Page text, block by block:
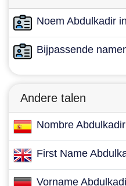
Noem Abdulkadir
Bijpassende
Andere talen
Nombre Abdulkadir
First Name
Vorname